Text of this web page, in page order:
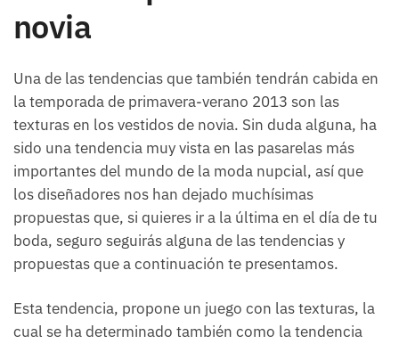
novia
Una de las tendencias que también tendrán cabida en
la temporada de primavera-verano 2013 son las
texturas en los vestidos de novia. Sin duda alguna, ha
sido una tendencia muy vista en las pasarelas más
importantes del mundo de la moda nupcial, así que
los diseñadores nos han dejado muchísimas
propuestas que, si quieres ir a la última en el día de tu
boda, seguro seguirás alguna de las tendencias y
propuestas que a continuación te presentamos.
Esta tendencia, propone un juego con las texturas, la
cual se ha determinado también como la tendencia